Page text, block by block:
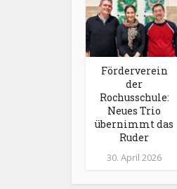
Förderverein
der
Rochusschule:
Neues Trio
übernimmt das
Ruder
30. April 2026